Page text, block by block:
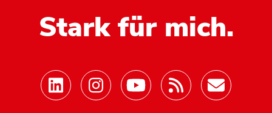
Stark für mich.